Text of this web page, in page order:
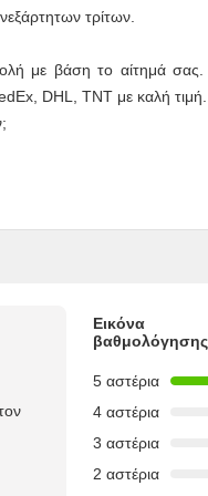
τρίτων.
με βάση το αίτημά
DHL, TNT με καλή τιμή.
Εικόνα
βαθμολόγησης
5 αστέρια
4 αστέρια
3 αστέρια
2 αστέρια